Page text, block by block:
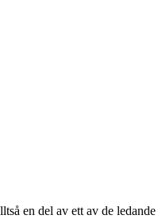
en del av ett av de